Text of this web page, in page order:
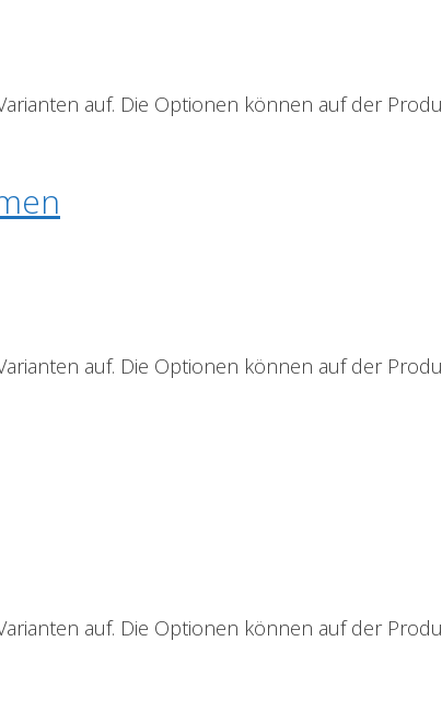
auf. Die Optionen können auf der
auf. Die Optionen können auf der
auf. Die Optionen können auf der